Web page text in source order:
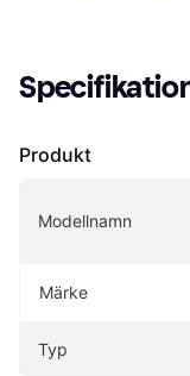
Produkt
Modellnamn
Märke
Typ